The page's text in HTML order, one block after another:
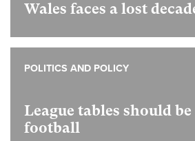
Wales faces a lost
League tables should
football
POLITICS AND POLICY